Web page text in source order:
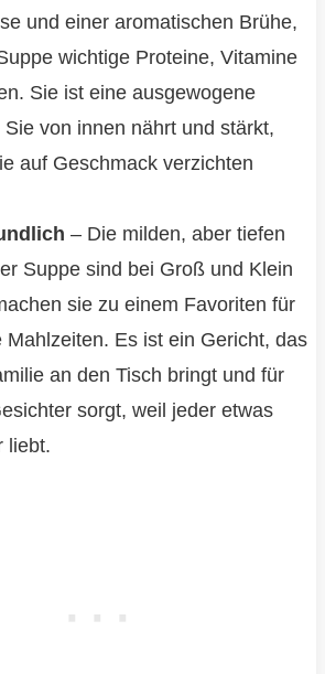
und einer aromatischen Brühe,
wichtige Proteine, Vitamine
Sie ist eine ausgewogene
von innen nährt und stärkt,
auf Geschmack verzichten
– Die milden, aber tiefen
Suppe sind bei Groß und Klein
sie zu einem Favoriten für
Mahlzeiten. Es ist ein Gericht, das
an den Tisch bringt und für
sorgt, weil jeder etwas
liebt.